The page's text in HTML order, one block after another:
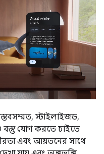
স্টাইলাইজড,
বস্তু যোগ করতে চাইতে
এবং আয়তনের সাথে